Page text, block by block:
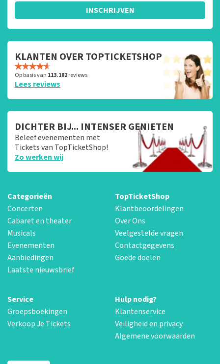
INSCHRIJVEN
KLANTEN OVER TOPTICKETSHOP
Op basis van 113.182reviews
Lees reviews
DICHTER BIJ... INTENSER GENIETEN
Beleef evenementen met
Tickets van TopTicketShop!
Zo werken wij
Categorieën
Concerten
Cabaret en theater
Musicals
Evenementen
Aanbiedingen
Laatste nieuwsbrief
TopTicketShop
Klantbeoordelingen
Over Ons
Veelgestelde vragen
Contactgegevens
Goede doelen
Service
Groepsboekingen
Verkoop Je Tickets
Hulp nodig?
Klantenservice
Veiligheid en privacy
Algemene voorwaarden